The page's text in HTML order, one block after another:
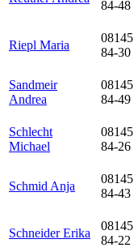
84-48
Riepl Maria
08145
84-30
Sandmeir
Andrea
08145
84-49
Schlecht
Michael
08145
84-26
Schmid Anja
08145
84-43
Schneider Erika
08145
84-22